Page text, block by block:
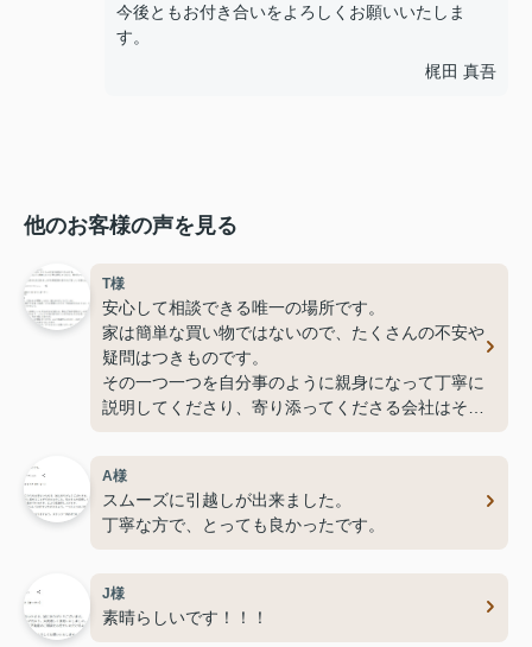
今後ともお付き合いをよろしくお願いいたしま
す。
梶田 真吾
他のお客様の声を見る
T様
安心して相談できる唯一の場所です。
家は簡単な買い物ではないので、たくさんの不安や
疑問はつきものです。
その一つ一つを自分事のように親身になって丁寧に
説明してくださり、寄り添ってくださる会社はそう
目線で速やかに行動している姿には脱帽です。
A様
スムーズに引越しが出来ました。
丁寧な方で、とっても良かったです。
J様
素晴らしいです！！！